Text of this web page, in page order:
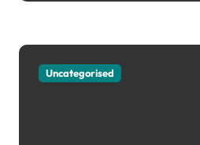
я
Uncategorised